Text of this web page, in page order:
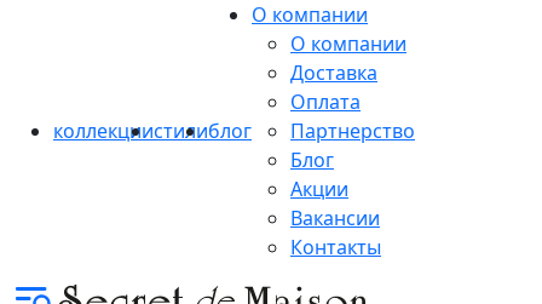
коллекциистилиблог
О компании
О компании
Доставка
Оплата
Партнерство
Блог
Акции
Вакансии
Контакты